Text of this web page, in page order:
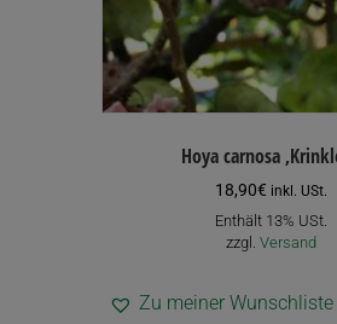
Hoya carnosa
18,90€ inkl. USt.
Enthält 13% USt.
zzgl. Versand
Zu meiner